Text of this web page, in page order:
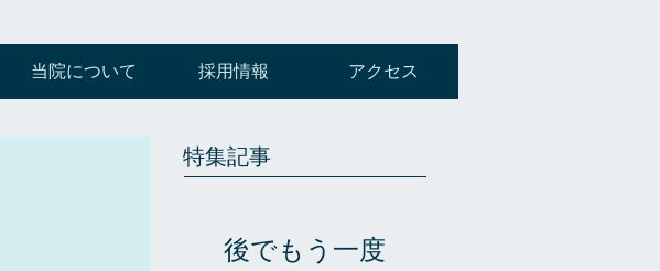
当院について 採用情報 アクセス
特集記事
後でもう一度